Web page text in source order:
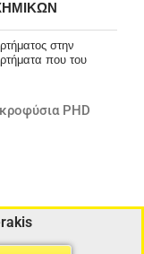
στην
που του
PHD